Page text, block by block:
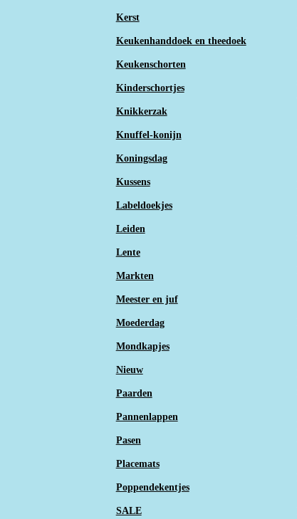
Kerst
Keukenhanddoek en theedoek
Keukenschorten
Kinderschortjes
Knikkerzak
Knuffel-konijn
Koningsdag
Kussens
Labeldoekjes
Leiden
Lente
Markten
Meester en juf
Moederdag
Mondkapjes
Nieuw
Paarden
Pannenlappen
Pasen
Placemats
Poppendekentjes
SALE